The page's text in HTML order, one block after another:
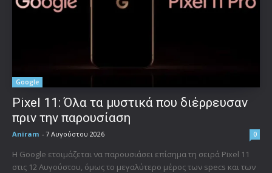
Google
Pixel 11: Όλα τα μυστικά που διέρρευσαν
πριν την παρουσίαση
Aniram - 7 Αυγούστου 2026 0
Η Google ετοιμάζεται να παρουσιάσει επίσημα τη σειρά Pixel 11
στις 12 Αυγούστου, όμως το μεγαλύτερο μέρος των specs και των